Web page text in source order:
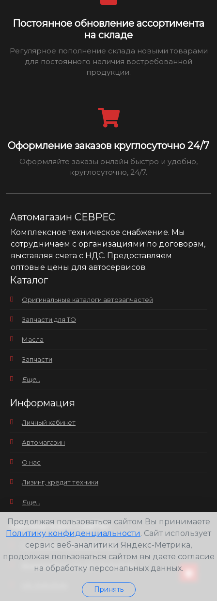
Постоянное обновление ассортимента
на складе
Регулярное пополнение склада новыми товарами
для постоянного наличия востребованной
продукции.
Оформление заказов круглосуточно 24/7
Оформляйте заказы онлайн быстро и удобно,
круглосуточно, 24/7.
Автомагазин СЕВРЕС
Комплексное техническое снабжение. Мы
сотрудничаем с организациями по договорам,
выставляя счета с НДС. Предоставляем
оптовые цены для автосервисов.
Каталог
Оригинальные каталоги автозапчастей
Запчасти для ТО
Масла
Запчасти
Еще...
Информация
Личный кабинет
Автомагазин
О нас
Лизинг, кредит техники
Еще...
Автомагазин СевРес
Г. Мурманск ул. Кирова д. 38
Время работы: Пн.-Пт.: 10:00-19:00
Продолжая пользоваться сайтом Вы принимаете
Политику конфиденциальности. Сайт использует
сервис веб-аналитики Яндекс-Метрика,
продолжая пользоваться сайтом вы даете согласие
на обработку персональных данных.
Принять